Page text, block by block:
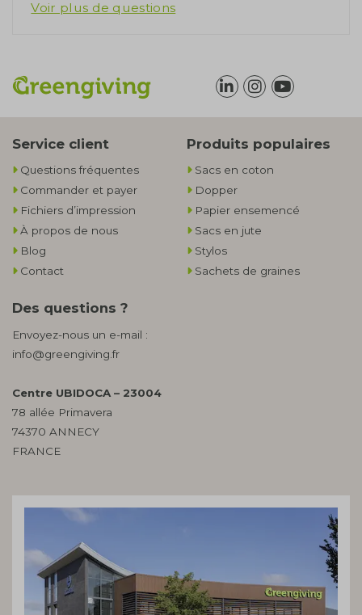
Voir plus de questions
Service client
Questions fréquentes
Commander et payer
Fichiers d’impression
À propos de nous
Blog
Contact
Produits populaires
Sacs en coton
Dopper
Papier ensemencé
Sacs en jute
Stylos
Sachets de graines
Des questions ?
Envoyez-nous un e-mail :
info@greengiving.fr
Centre UBIDOCA – 23004
78 allée Primavera
74370 ANNECY
FRANCE